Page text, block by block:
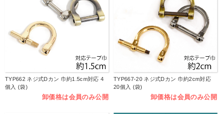
TYP662 ネジ式Dカン 巾約1.5cm対応 4
個入 (袋)
卸価格は会員のみ公開
TYP667-20 ネジ式Dカン 巾約2cm対応
20個入 (袋)
卸価格は会員のみ公開